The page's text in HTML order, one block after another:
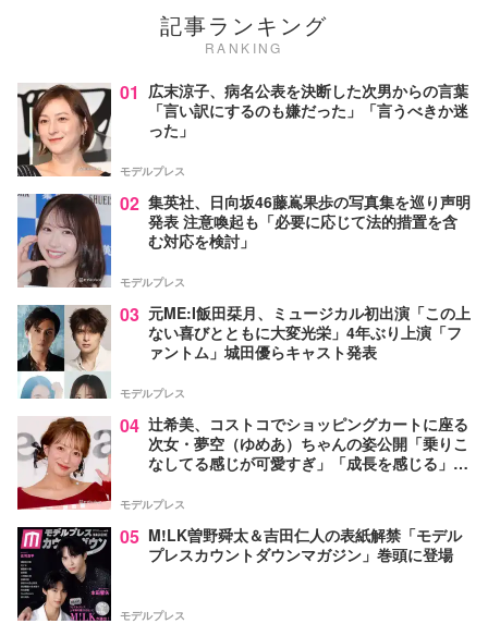
記事ランキング
RANKING
01 広末涼子、病名公表を決断した次男からの言葉
「言い訳にするのも嫌だった」「言うべきか迷
った」
モデルプレス
02 集英社、日向坂46藤嶌果歩の写真集を巡り声明
発表 注意喚起も「必要に応じて法的措置を含
む対応を検討」
モデルプレス
03 元ME:I飯田栞月、ミュージカル初出演「この上
ない喜びとともに大変光栄」4年ぶり上演「フ
ァントム」城田優らキャスト発表
モデルプレス
04 辻希美、コストコでショッピングカートに座る
次女・夢空（ゆめあ）ちゃんの姿公開「乗りこ
なしてる感じが可愛すぎ」「成長を感じる」の
モデルプレス
05 M!LK曽野舜太＆吉田仁人の表紙解禁「モデル
プレスカウントダウンマガジン」巻頭に登場
モデルプレス